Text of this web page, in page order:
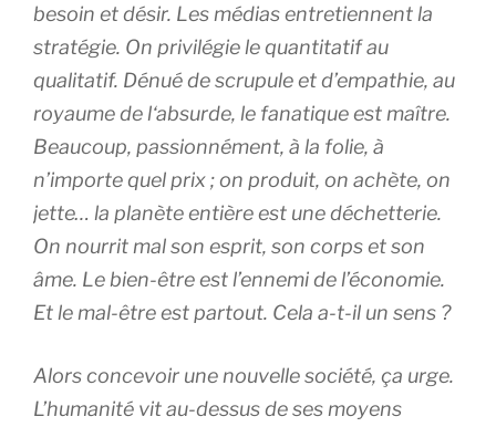
besoin et désir. Les médias entretiennent la
stratégie. On privilégie le quantitatif au
qualitatif. Dénué de scrupule et d’empathie, au
royaume de l‘absurde, le fanatique est maître.
Beaucoup, passionnément, à la folie, à
n’importe quel prix ; on produit, on achète, on
jette… la planète entière est une déchetterie.
On nourrit mal son esprit, son corps et son
âme. Le bien-être est l’ennemi de l’économie.
Et le mal-être est partout. Cela a-t-il un sens ?
Alors concevoir une nouvelle société, ça urge.
L’humanité vit au-dessus de ses moyens